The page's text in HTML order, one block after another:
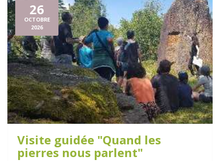
26
OCTOBRE
2026
Visite guidée "Quand les
pierres nous parlent"